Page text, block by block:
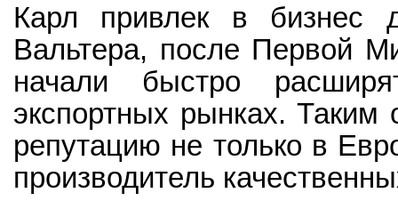
Карл привлек в бизнес
Вальтера, после Первой
начали быстро
экспортных рынках. Таким
репутацию не только в
производитель